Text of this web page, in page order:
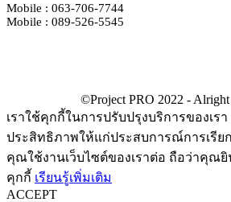
Mobile : 063-706-7744
Mobile : 089-526-5545
เราใช้คุกกี้ในการปรับปรุงบริการของเร
ประสิทธิภาพให้แก่ประสบการณ์การเรี
คุณใช้งานเว็บไซต์ของเราต่อ ถือว่าคุณ
คุกกี้ เรียนรู้เพิ่มเติม
ACCEPT